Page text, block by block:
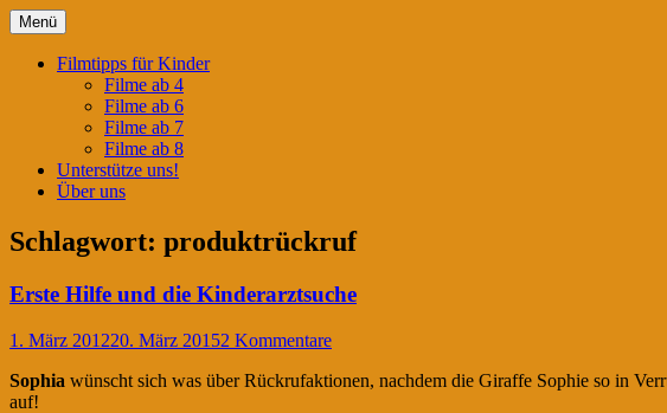
Springe
zum
InhaltKinderwahnsinn
Menü
Filmtipps für Kinder
Filme ab 4
Filme ab 6
Filme ab 7
Filme ab 8
Unterstütze uns!
Über uns
Schlagwort: produktrückruf
Erste Hilfe und die Kinderarztsuche
1. März 201220. März 20152 Kommentare
Sophia wünscht sich was über Rückrufaktionen, nachdem die Giraffe Sophie so in
auf!